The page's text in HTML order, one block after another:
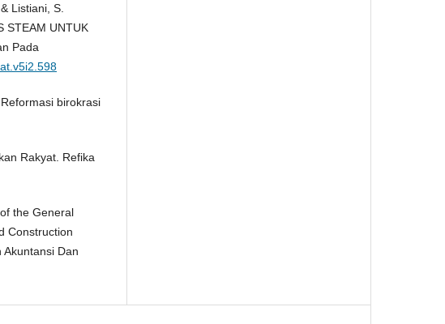
Listiani, S.
STEAM UNTUK
Pada
birokrasi
Rakyat. Refika
the General
Construction
Dan